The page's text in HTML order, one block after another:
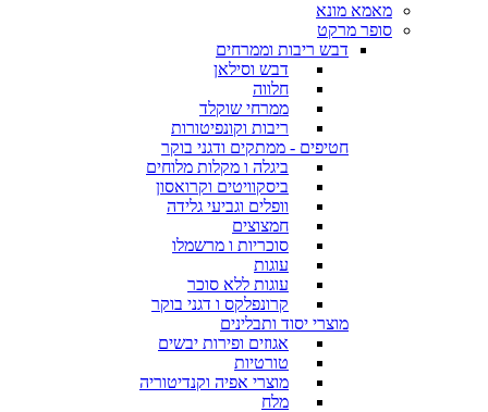
מאמא מונא
סופר מרקט
דבש ריבות וממרחים
דבש וסילאן
חלווה
ממרחי שוקלד
ריבות וקונפיטורות
חטיפים - ממתקים ודגני בוקר
ביגלה ו מקלות מלוחים
ביסקוויטים וקרואסון
וופלים וגביעי גלידה
חמצוצים
סוכריות ו מרשמלו
עוגות
עוגות ללא סוכר
קרונפלקס ו דגני בוקר
מוצרי יסוד ותבלינים
אגוזים ופירות יבשים
טורטיות
מוצרי אפיה וקנדיטוריה
מלח